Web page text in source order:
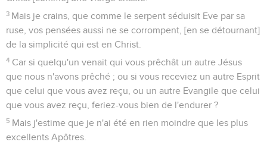
3 Mais je crains, que comme le serpent séduisit Eve par sa
ruse, vos pensées aussi ne se corrompent, [en se détournant]
de la simplicité qui est en Christ.
4 Car si quelqu'un venait qui vous prêchât un autre Jésus
que nous n'avons prêché ; ou si vous receviez un autre Esprit
que celui que vous avez reçu, ou un autre Evangile que celui
que vous avez reçu, feriez-vous bien de l'endurer ?
5 Mais j'estime que je n'ai été en rien moindre que les plus
excellents Apôtres.